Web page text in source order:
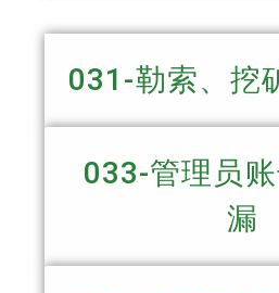
031-勒索、挖
033-管理员
漏